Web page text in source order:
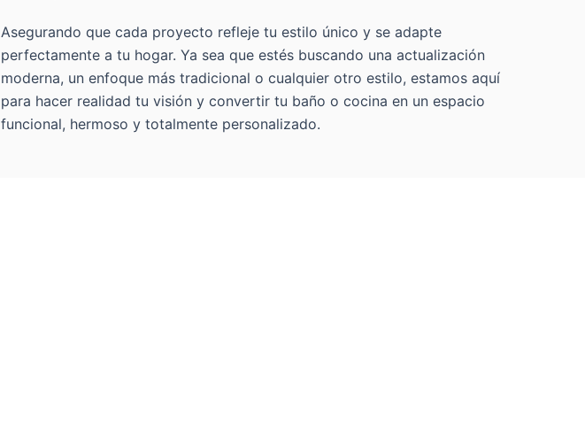
Asegurando que cada proyecto refleje tu estilo único y se adapte
perfectamente a tu hogar. Ya sea que estés buscando una actualización
moderna, un enfoque más tradicional o cualquier otro estilo, estamos aquí
para hacer realidad tu visión y convertir tu baño o cocina en un espacio
funcional, hermoso y totalmente personalizado.